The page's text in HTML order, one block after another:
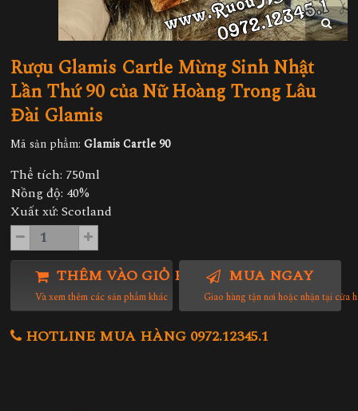
Rượu Glamis Cartle Mừng Sinh Nhật
Lần Thứ 90 của Nữ Hoàng Trong Lâu
Đài Glamis
Mã sản phẩm: Glamis Cartle 90
Thể tích: 750ml
Nồng độ: 40%
Xuất xứ: Scotland
THÊM VÀO GIỎ HÀNG
Và xem thêm các sản phẩm khác
MUA NGAY
Giao hàng tận nơi hoặc nhận tại cửa
HOTLINE MUA HÀNG 0972.12345.1